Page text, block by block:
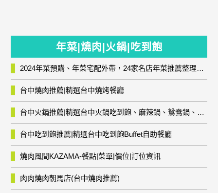
年菜|燒肉|火鍋|吃到飽
2024年菜預購、年菜宅配外帶，24家名店年菜推薦整理，圍爐輕鬆上菜團圓趣
台中燒肉推薦|精選台中燒烤餐廳
台中火鍋推薦|精選台中火鍋吃到飽、麻辣鍋、鴛鴦鍋、石頭火鍋、酸菜白肉鍋、海鮮鍋、燒酒雞、麻油雞、壽喜燒等熱門人氣火鍋店!
台中吃到飽推薦|精選台中吃到飽Buffet自助餐廳
燒肉風間KAZAMA-餐點|菜單|價位|訂位資訊
肉肉燒肉朝馬店(台中燒肉推薦)